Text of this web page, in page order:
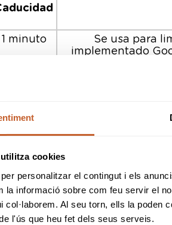
cookies
personalitzar el contingut i els
la informació sobre com feu servir el
col·laborem. Al seu torn, ells la poden
l'ús que heu fet dels seus serveis.
1 minuto
Se usa para
implementado
1 año
50 años
Utilizada para no